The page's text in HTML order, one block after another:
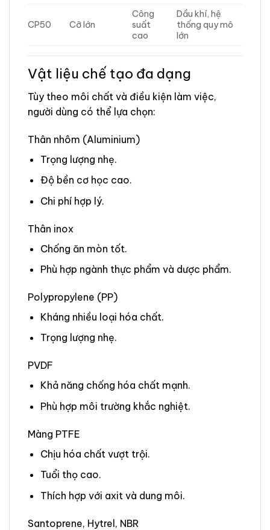
CP50 Cỡ lớn
Công
suất
cao
Dầu khí, hệ
thống quy mô
lớn
Vật liệu chế tạo đa dạng
Tùy theo môi chất và điều kiện làm việc,
người dùng có thể lựa chọn:
Thân nhôm (Aluminium)
Trọng lượng nhẹ.
Độ bền cơ học cao.
Chi phí hợp lý.
Thân inox
Chống ăn mòn tốt.
Phù hợp ngành thực phẩm và dược phẩm.
Polypropylene (PP)
Kháng nhiều loại hóa chất.
Trọng lượng nhẹ.
PVDF
Khả năng chống hóa chất mạnh.
Phù hợp môi trường khắc nghiệt.
Màng PTFE
Chịu hóa chất vượt trội.
Tuổi thọ cao.
Thích hợp với axit và dung môi.
Santoprene, Hytrel, NBR